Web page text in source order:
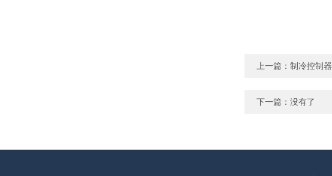
上一篇： 制冷控制器
下一篇：没有了